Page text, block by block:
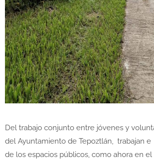
Del trabajo conjunto entre jóvenes y
del Ayuntamiento de Tepoztlán, trabajan
de los espacios públicos, como ahora en el